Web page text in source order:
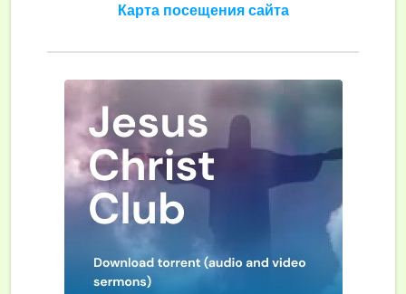
Карта посещения сайта